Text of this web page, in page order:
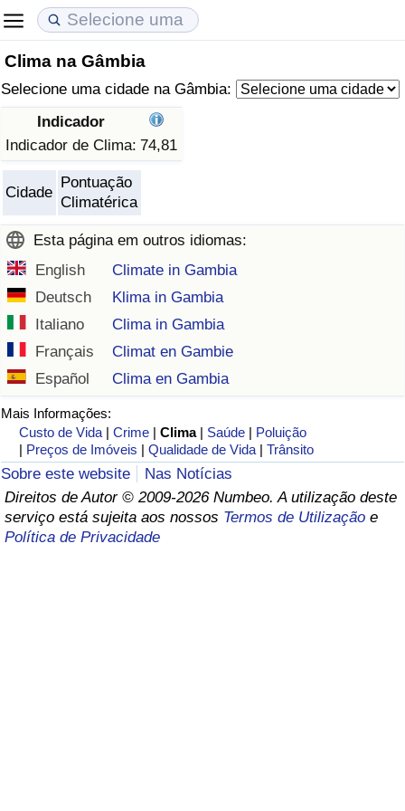
Clima na Gâmbia
Selecione uma cidade na Gâmbia:
Indicador
Indicador de Clima: 74,81
Cidade
Pontuação
Climatérica
Esta página em outros idiomas:
English
Climate in Gambia
Deutsch
Klima in Gambia
Italiano
Clima in Gambia
Français
Climat en Gambie
Español
Clima en Gambia
Mais Informações:
Custo de Vida |Crime |Clima | Saúde | Poluição
| Preços de Imóveis |Qualidade de Vida |Trânsito
Sobre este website
Nas Notícias
Direitos de Autor © 2009-2026 Numbeo. A utilização deste
serviço está sujeita aos nossos Termos de Utilização e
Política de Privacidade
Custo de Vida
Indicador de Custo de Vida (Atual)
Indicador de Custo de Vida
Indicador de Custo de Vida Por País
em Aqaba
Preços de Imóveis
Indicador de Preços de Imóveis (Atual)
Indicador de Preços de Imóveis
Indicador de Preços de Imóveis por País
Qualidade de Vida
Indicador de Qualidade de Vida
Indicador de Qualidade de Vida (Atual)
Índice de qualidade de vida por país
Crime
Taxa do Indicador de Crime (Atual)
Indicador de Crime
Índice de criminalidade por país
Saúde
Indicador de Saúde (Atual)
Indicador de Saúde